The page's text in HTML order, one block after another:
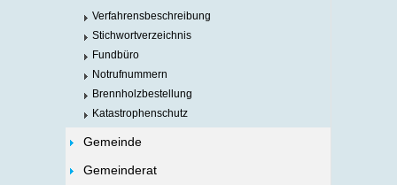
Verfahrensbeschreibung
Stichwortverzeichnis
Fundbüro
Notrufnummern
Brennholzbestellung
Katastrophenschutz
Gemeinde
Gemeinderat